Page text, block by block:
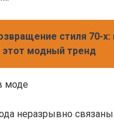
стиля 70-
этот модный тренд
моде
неразрывно